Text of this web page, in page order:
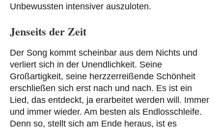
Unbewussten intensiver auszuloten.
Jenseits der Zeit
Der Song kommt scheinbar aus dem Nichts und
verliert sich in der Unendlichkeit. Seine
Großartigkeit, seine herzzerreißende Schönheit
erschließen sich erst nach und nach. Es ist ein
Lied, das entdeckt, ja erarbeitet werden will. Immer
und immer wieder. Am besten als Endlosschleife.
Denn so, stellt sich am Ende heraus, ist es